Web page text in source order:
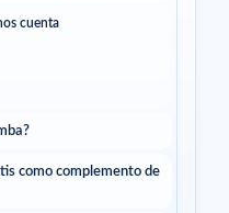
cuenta
como complemento de